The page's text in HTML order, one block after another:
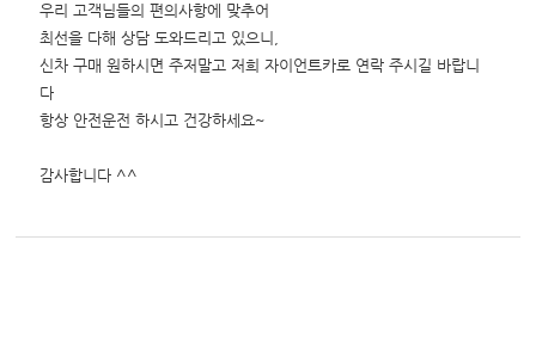
우리 고객님들의 편의사항에 맞추어
최선을 다해 상담 도와드리고 있으니,
신차 구매 원하시면 주저말고 저희 자이언트카로 연락 주시길 바랍니
다
항상 안전운전 하시고 건강하세요~
감사합니다 ^^